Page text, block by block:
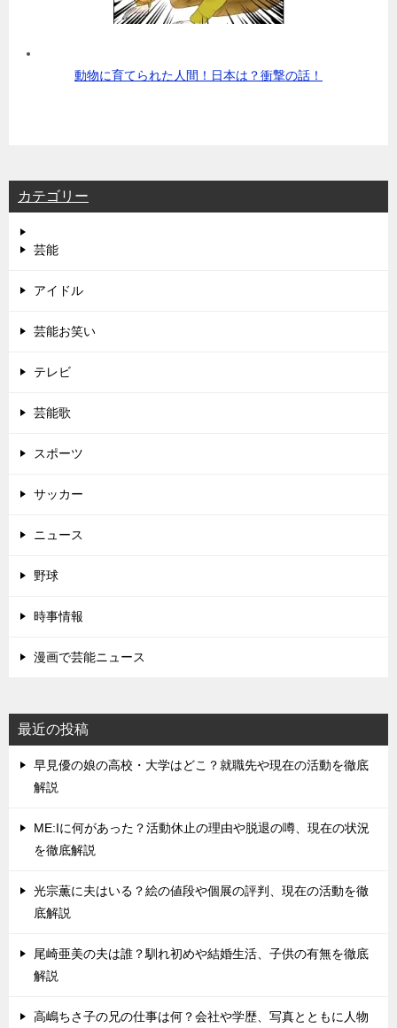
動物に育てられた人間！日本は？衝撃の話！
カテゴリー
芸能
アイドル
芸能お笑い
テレビ
芸能歌
スポーツ
サッカー
ニュース
野球
時事情報
漫画で芸能ニュース
最近の投稿
早見優の娘の高校・大学はどこ？就職先や現在の活動を徹底
解説
ME:Iに何があった？活動休止の理由や脱退の噂、現在の状況
を徹底解説
光宗薫に夫はいる？絵の値段や個展の評判、現在の活動を徹
底解説
尾崎亜美の夫は誰？馴れ初めや結婚生活、子供の有無を徹底
解説
高嶋ちさ子の兄の仕事は何？会社や学歴、写真とともに人物